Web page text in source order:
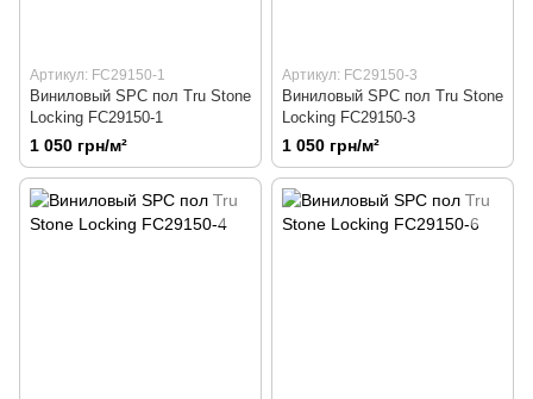
Артикул: FC29150-1
Виниловый SPC пол Tru Stone
Locking FC29150-1
1 050 грн/м²
Артикул: FC29150-3
Виниловый SPC пол Tru Stone
Locking FC29150-3
1 050 грн/м²